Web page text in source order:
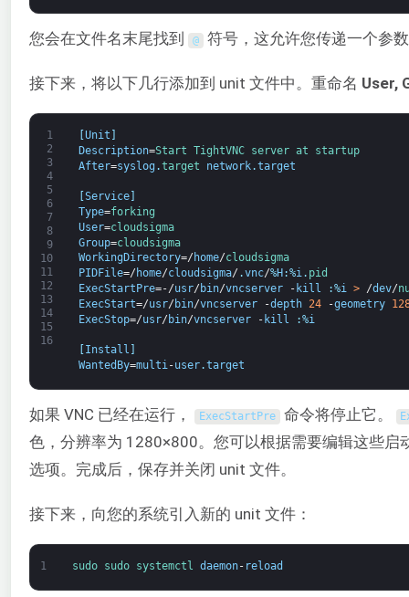
您会在文件名末尾找到 @ 符号，这允许您传递一个参
接下来，将以下几行添加到 unit 文件中。重命名 User,
1
2
3
4
5
6
7
8
9
10
11
12
13
14
15
16
Unit
Description=Start TightVNC server at
startup
After=syslog .target network.target
Service]
Type=forking
User=cloudsigma
Group=cloudsigma
WorkingDirectory=/ home/cloudsigma
PIDFile=/ home/cloudsigma/ .vnc/%H :%i. pid
ExecStartPre=-/usr/ bin/vncserver - kill :%i > /dev/
ExecStart=/usr/ bin/vncserver -depth 24 -geometry
ExecStop=/usr/ bin/vncserver - kill :%i
Install
WantedBy=multi-user.target
如果 VNC 已经在运行， ExecStartPre 命令将停止它。
色，分辨率为 1280×800。您可以根据需要编辑这些启
选项。完成后，保存并关闭 unit 文件。
接下来，向您的系统引入新的 unit 文件：
1 sudo sudo systemctl daemon- reload